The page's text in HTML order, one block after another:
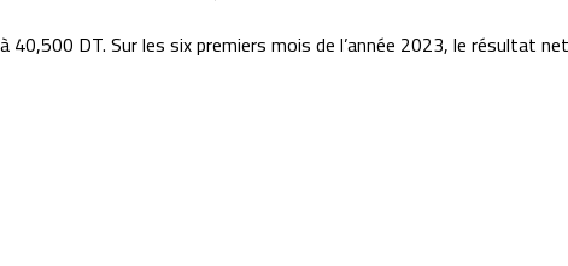
DT. Sur les six premiers mois de l’année 2023, le résultat